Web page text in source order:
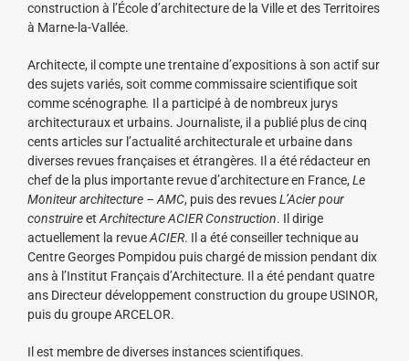
construction à l’École d’architecture de la Ville et des Territoires
à Marne-la-Vallée.
Architecte, il compte une trentaine d’expositions à son actif sur
des sujets variés, soit comme commissaire scientifique soit
comme scénographe. Il a participé à de nombreux jurys
architecturaux et urbains. Journaliste, il a publié plus de cinq
cents articles sur l’actualité architecturale et urbaine dans
diverses revues françaises et étrangères. Il a été rédacteur en
chef de la plus importante revue d’architecture en France, Le
Moniteur architecture – AMC, puis des revuesL’Acier pour
construireet Architecture ACIER Construction. Il dirige
actuellement la revueACIER. Il a été conseiller technique au
Centre Georges Pompidou puis chargé de mission pendant dix
ans à l’Institut Français d’Architecture. Il a été pendant quatre
ans Directeur développement construction du groupe USINOR,
puis du groupe ARCELOR.
Il est membre de diverses instances scientifiques.